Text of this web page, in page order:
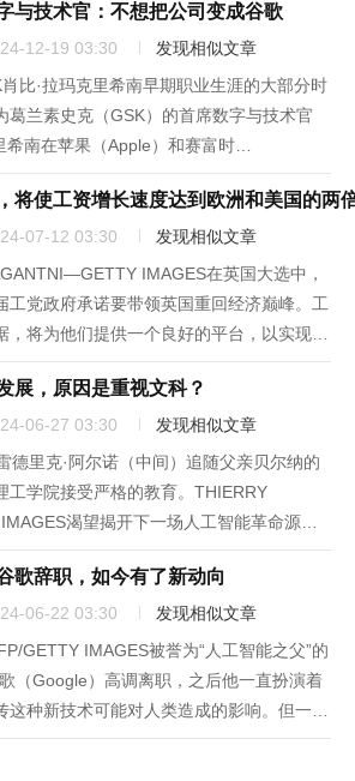
发明阿司匹林的德国...
与技术官：不想把公司变成谷歌
12-19 03:30
发现相似文章
比·拉玛克里希南早期职业生涯的大部分时
葛兰素史克（GSK）的首席数字与技术官
希南在苹果（Apple）和赛富时
头工作了多年，后来转向日益技术化的制
对于担任葛兰素史克数字主管非常...
将使工资增长速度达到欧洲和美国的两
07-12 03:30
发现相似文章
IMAGES在英国大选中，
工党政府承诺要带领英国重回经济巅峰。工
，将为他们提供一个良好的平台，以实现这
Lab的数据显示，从年初至6月，英国的工
区工资涨幅...
展，原因是重视文科？
06-27 03:30
发现相似文章
德里克·阿尔诺（中间）追随父亲贝尔纳的
工学院接受严格的教育。THIERRY
渴望揭开下一场人工智能革命源头
法国的高校变成狩猎场。但是，如果投资者
富翁创始人是个典型的写代码的书呆子...
歌辞职，如今有了新动向
06-22 03:30
发现相似文章
GETTY IMAGES被誉为“人工智能之父”的
（Google）高调离职，之后他一直扮演着
种新技术可能对人类造成的影响。但一年
和人工智能的反对者又重新押注这项技术让